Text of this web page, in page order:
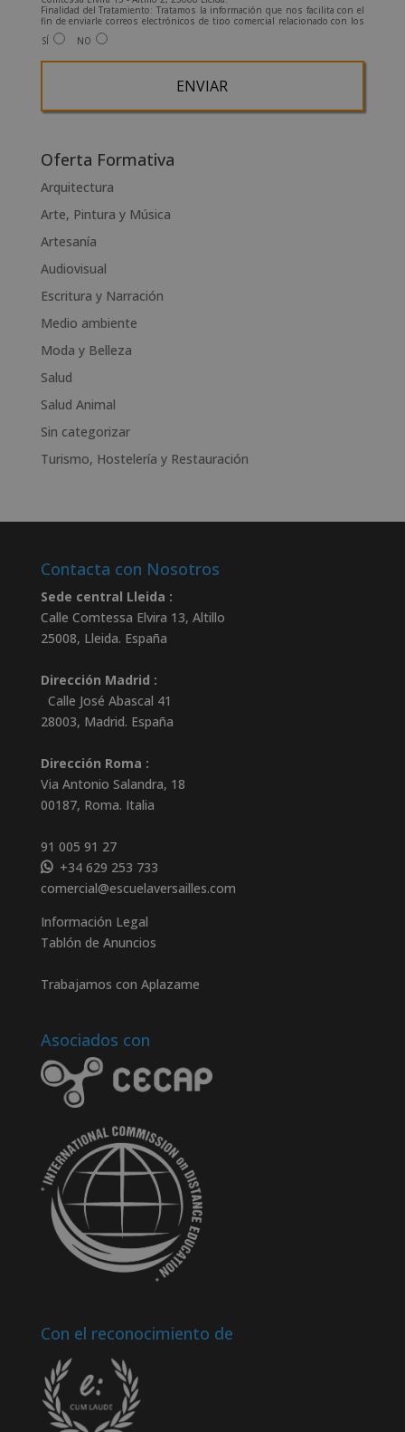
Finalidad del Tratamiento: Tratamos la información que nos facilita con el
fin de enviarle correos electrónicos de tipo comercial relacionado con los
productos ofrecidos y otros tipo de productos que fueran de su interés.
Legitimación del tratamiento: Consentimiento del interesado.
dirigiéndose a la dirección admin@grupoesneca.com.
Desea recibir información comercial (vía telefónica y/o email):
SÍ NO
l
e
r
n
i
v
e
Oferta Formativa
Arquitectura
Arte, Pintura y Música
Artesanía
Audiovisual
Escritura y Narración
Medio ambiente
Moda y Belleza
Salud
Salud Animal
Sin categorizar
Turismo, Hostelería y Restauración
Contacta con Nosotros
Sede central Lleida :
Calle Comtessa Elvira 13, Altillo
25008, Lleida. España
Dirección Madrid :
Calle José Abascal 41
28003, Madrid. España
Dirección Roma :
Via Antonio Salandra, 18
00187, Roma. Italia
91 005 91 27
+34 629 253 733
comercial@escuelaversailles.com
Información Legal
Tablón de Anuncios
Trabajamos con Aplazame
Asociados con
Con el reconocimiento de